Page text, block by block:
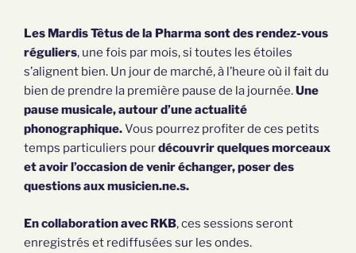
Les Mardis Têtus de la Pharma sont des rendez-vous
réguliers, une fois par mois, si toutes les étoiles
s’alignent bien. Un jour de marché, à l’heure où il fait du
bien de prendre la première pause de la journée.Une
pause musicale, autour d’une actualité
phonographique.Vous pourrez profiter de ces petits
temps particuliers pourdécouvrir quelques morceaux
et avoir l’occasion de venir échanger, poser des
questions aux musicien.ne.s.
En collaboration avec RKB, ces sessions seront
enregistrés et rediffusées sur les ondes.